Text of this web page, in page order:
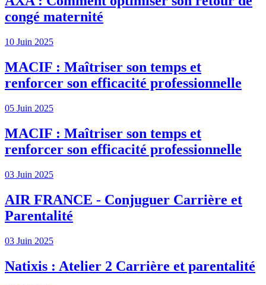
congé maternité
10 Juin 2025
MACIF : Maîtriser son temps et
renforcer son efficacité professionnelle
05 Juin 2025
MACIF : Maîtriser son temps et
renforcer son efficacité professionnelle
03 Juin 2025
AIR FRANCE - Conjuguer Carrière et
Parentalité
03 Juin 2025
Natixis : Atelier 2 Carrière et parentalité